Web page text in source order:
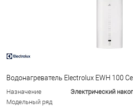
Водонагреватель Electrolux EWH 100
Назначение
Электрический
Модельный ряд